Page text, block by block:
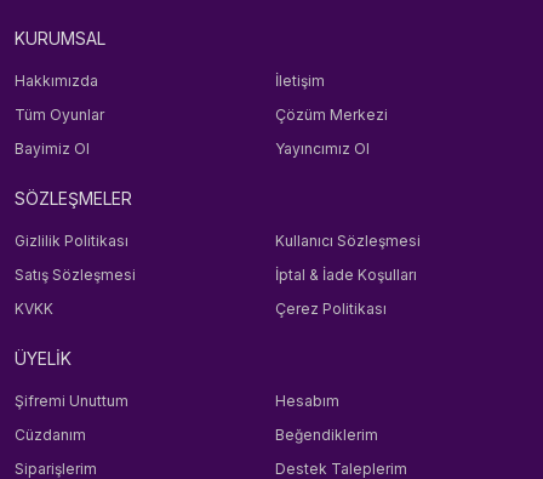
KURUMSAL
Hakkımızda
İletişim
Tüm Oyunlar
Çözüm Merkezi
Bayimiz Ol
Yayıncımız Ol
SÖZLEŞMELER
Gizlilik Politikası
Kullanıcı Sözleşmesi
Satış Sözleşmesi
İptal & İade Koşulları
KVKK
Çerez Politikası
ÜYELİK
Şifremi Unuttum
Hesabım
Cüzdanım
Beğendiklerim
Siparişlerim
Destek Taleplerim